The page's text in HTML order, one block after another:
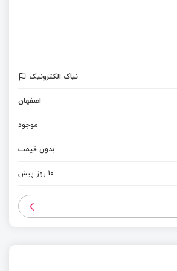
نیاک الکترونیک
اصفهان
موجود
بدون قیمت
10 روز پیش